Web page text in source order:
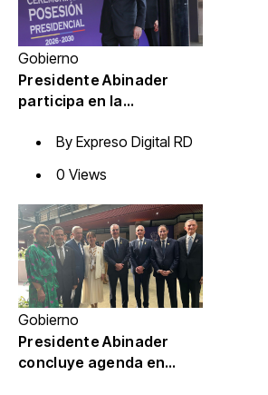
Gobierno
Presidente Abinader
participa en la
presidencial de Abelardo
Colombia
By Expreso Digital RD
0 Views
Gobierno
Presidente Abinader
concluye agenda en